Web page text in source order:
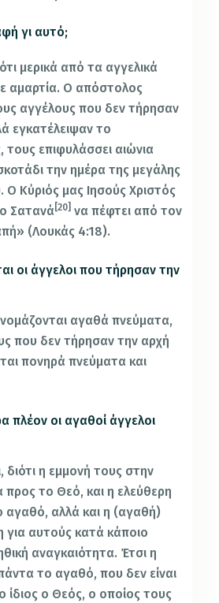
γι αυτό;
μερικά από τα αγγελικά
αμαρτία. Ο απόστολος
αγγέλους που δεν τήρησαν
εγκατέλειψαν το
τους επιφυλάσσει αιώνια
την ημέρα της μεγάλης
Ο Κύριός μας Ιησούς Χριστός
Σατανά [20] να πέφτει από τον
(Λουκάς 4:18).
οι άγγελοι που τήρησαν την
αγαθά πνεύματα,
που δεν τήρησαν την αρχή
πονηρά πνεύματα και
πλέον οι αγαθοί άγγελοι
διότι η εμμονή τους στην
προς το Θεό, και η ελεύθερη
αγαθό, αλλά και η (αγαθή)
για αυτούς κατά κάποιο
αναγκαιότητα. Έτσι η
το αγαθό, που δεν είναι
ίδιος ο Θεός, ο οποίος τους